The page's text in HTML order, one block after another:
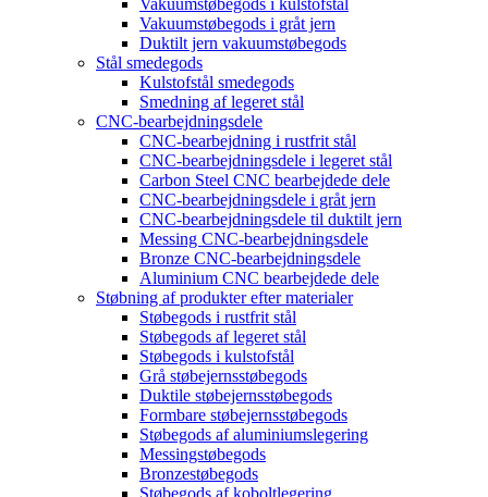
Vakuumstøbegods i gråt jern
Duktilt jern vakuumstøbegods
Stål smedegods
Kulstofstål smedegods
Smedning af legeret stål
CNC-bearbejdningsdele
CNC-bearbejdning i rustfrit stål
CNC-bearbejdningsdele i legeret stål
Carbon Steel CNC bearbejdede dele
CNC-bearbejdningsdele i gråt jern
CNC-bearbejdningsdele til duktilt jern
Messing CNC-bearbejdningsdele
Bronze CNC-bearbejdningsdele
Aluminium CNC bearbejdede dele
Støbning af produkter efter materialer
Støbegods i rustfrit stål
Støbegods af legeret stål
Støbegods i kulstofstål
Grå støbejernsstøbegods
Duktile støbejernsstøbegods
Formbare støbejernsstøbegods
Støbegods af aluminiumslegering
Messingstøbegods
Bronzestøbegods
Støbegods af koboltlegering